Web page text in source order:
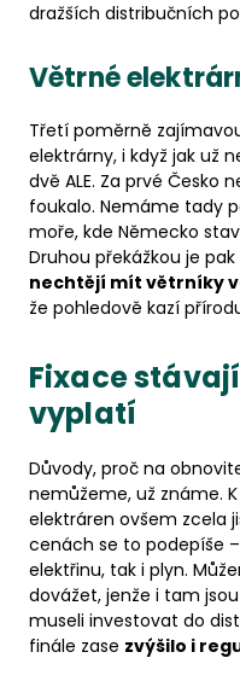
dražších distribučních
Větrné
Třetí poměrně
elektrárny, i když jak už
dvě ALE. Za prvé Česko
foukalo. Nemáme tady
moře, kde Německo
Druhou překážkou je pak
nechtějí mít větrníky
že pohledově kazí
Fixace
vyplatí
Důvody, proč na
nemůžeme, už známe.
elektráren ovšem zcela
cenách se to podepíše
elektřinu, tak i plyn.
dovážet, jenže i tam
museli investovat do
finále zase zvýšilo i